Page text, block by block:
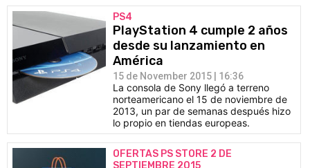
PS4
PlayStation 4 cumple 2 años
desde su lanzamiento en
América
15 de November 2015 | 16:36
La consola de Sony llegó a terreno
norteamericano el 15 de noviembre de
2013, un par de semanas después hizo
lo propio en tiendas europeas.
OFERTAS PS STORE 2 DE
SEPTIEMBRE 2015